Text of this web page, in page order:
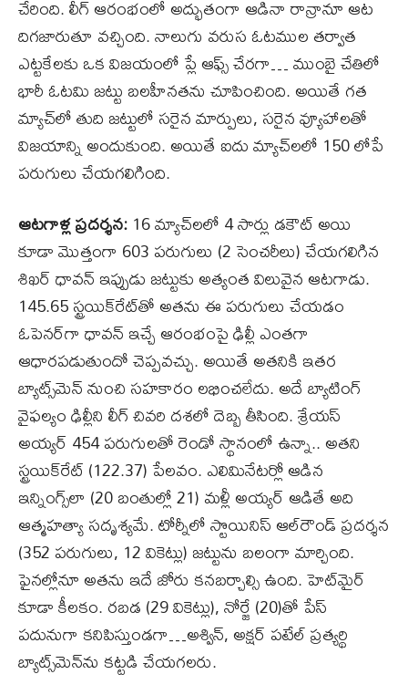
చేరింది. లీగ్‌ ఆరంభంలో అద్భుతంగా ఆడినా రాన్రానూ ఆట
దిగజారుతూ వచ్చింది. నాలుగు వరుస ఓటముల తర్వాత
ఎట్టకేలకు ఒక విజయంలో ప్లే ఆఫ్స్‌ చేరగా… ముంబై చేతిలో
భారీ ఓటమి జట్టు బలహీనతను చూపించింది. అయితే గత
మ్యాచ్‌లో తుది జట్టులో సరైన మార్పులు, సరైన వ్యూహాలతో
విజయాన్ని అందుకుంది. అయితే ఐదు మ్యాచ్‌లలో 150 లోపే
పరుగులు చేయగలిగింది.
ఆటగాళ్ల ప్రదర్శన:16 మ్యాచ్‌లలో 4 సార్లు డకౌట్‌ అయి
కూడా మొత్తంగా 603 పరుగులు (2 సెంచరీలు) చేయగలిగిన
శిఖర్‌ ధావన్‌ ఇప్పుడు జట్టుకు అత్యంత విలువైన ఆటగాడు.
145.65 స్ట్రయిక్‌రేట్‌తో అతను ఈ పరుగులు చేయడం
ఓపెనర్‌గా ధావన్‌ ఇచ్చే ఆరంభంపై ఢిల్లీ ఎంతగా
ఆధారపడుతుందో చెప్పవచ్చు. అయితే అతనికి ఇతర
బ్యాట్స్‌మెన్‌ నుంచి సహకారం లభించలేదు. అదే బ్యాటింగ్‌
వైఫల్యం ఢిల్లీని లీగ్‌ చివరి దశలో దెబ్బ తీసింది. శ్రేయస్‌
అయ్యర్‌ 454 పరుగులతో రెండో స్థానంలో ఉన్నా.. అతని
స్ట్రయిక్‌రేట్‌ (122.37) పేలవం. ఎలిమినేటర్లో ఆడిన
ఇన్నింగ్స్‌లా (20 బంతుల్లో 21) మళ్లీ అయ్యర్‌ ఆడితే అది
ఆత్మహత్యా సదృశ్యమే. టోర్నీలో స్టొయినిస్‌ ఆల్‌రౌండ్‌ ప్రదర్శన
(352 పరుగులు, 12 వికెట్లు) జట్టును బలంగా మార్చింది.
ఫైనల్లోనూ అతను ఇదే జోరు కనబర్చాల్సి ఉంది. హెట్‌మైర్‌
కూడా కీలకం. రబడ (29 వికెట్లు), నోర్జే (20)తో పేస్‌
పదునుగా కనిపిస్తుండగా…అశ్విన్, అక్షర్‌ పటేల్‌ ప్రత్యర్థి
బ్యాట్స్‌మెన్‌ను కట్టడి చేయగలరు.